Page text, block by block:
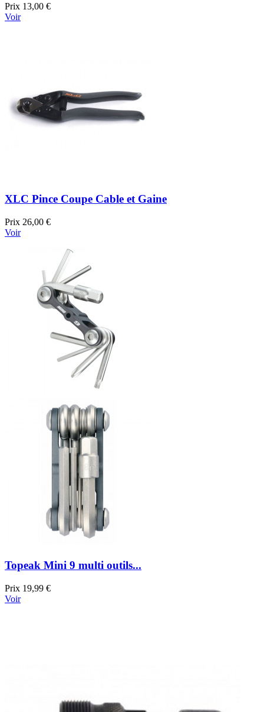
Prix 13,00 €
Voir
XLC Pince Coupe Cable et Gaine
Prix 26,00 €
Voir
Topeak Mini 9 multi outils...
Prix 19,99 €
Voir